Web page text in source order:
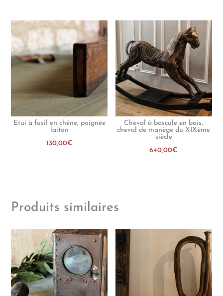
Etui à fusil en chêne, poignée
laiton
130,00€
Cheval à bascule en bois,
cheval de manège du XIXème
siècle
640,00€
Produits similaires